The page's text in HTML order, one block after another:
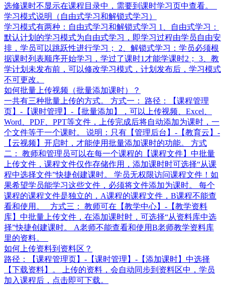
选修课时不显示在课程目录中，需要到课时学习页中查看。
学习模式说明（自由式学习和解锁式学习）
学习模式有两种：自由式学习和解锁式学习 1、自由式学习：
默认计划的学习模式为自由式学习，即学习过程由学员自由安
排，学员可以跳跃性进行学习； 2、解锁式学习：学员必须根
据课时列表顺序开始学习，学过了课时1才能学课时2； 3、教
学计划未发布前，可以修改学习模式，计划发布后，学习模式
不可更改。
如何批量上传视频（批量添加课时）？
一共有三种批量上传的方式。 方式一： 路径：【课程管理
页】-【课时管理】-【批量添加】，可以上传视频、Excel、
Word、PDF、PPT等文件，上传完成后将自动添加为课时，一
个文件等于一个课时。 说明：只有【管理后台】-【教育云】-
【云视频】开启时，才能使用批量添加课时的功能。 方式
二： 教师和管理员可以在每一个课程的【课程文件】中批量
上传文件，课程文件仅作存储作用，添加课时时可选择“从课
程中选择文件”快捷创建课时。 学员无权限访问课程文件！如
果希望学员能学习这些文件，必须将文件添加为课时。 每个
课程的课程文件是独立的，A课程的课程文件，B课程不能查
看和使用。 方式三： 教师可在【教学中心】-【教学资料
库】中批量上传文件，在添加课时时，可选择“从资料库中选
择”快捷创建课时。 A老师不能查看和使用B老师教学资料库
里的资料。
如何上传资料到资料区？
路径：【课程管理页】-【课时管理】-【添加课时】中选择
【下载资料】。 上传的资料，会自动同步到资料区中，学员
加入课程后，点击即可下载。